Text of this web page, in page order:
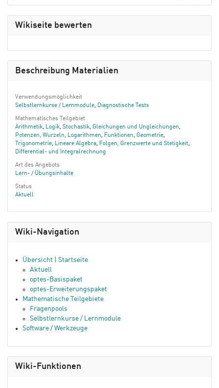
Wikiseite bewerten
Beschreibung Materialien
Verwendungsmöglichkeit
Selbstlernkurse / Lernmodule, Diagnostische Tests
Mathematisches Teilgebiet
Arithmetik, Logik, Stochastik, Gleichungen und Ungleichungen,
Potenzen, Wurzeln, Logarithmen, Funktionen, Geometrie,
Trigonometrie, Lineare Algebra, Folgen, Grenzwerte und Stetigkeit,
Differential- und Integralrechnung
Art des Angebots
Lern- / Übungsinhalte
Status
Aktuell
Wiki-Navigation
Übersicht | Startseite
Aktuell
optes-Basispaket
optes-Erweiterungspaket
Mathematische Teilgebiete
Fragenpools
Selbstlernkurse / Lernmodule
Software / Werkzeuge
Wiki-Funktionen